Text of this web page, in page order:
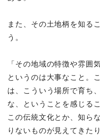
また、その土地柄を知る
う。
「その地域の特徴や雰囲
というのは大事なこと。
は、こういう場所で育ち
な、ということを感じる
この伝統文化とか、知ら
りないものが見えてきた